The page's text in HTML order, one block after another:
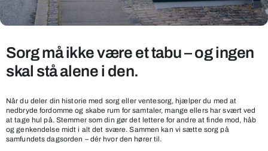
Din
historie
gør
forskel
Sorg må ikke være et tabu – og ingen
skal stå alene i den.
Når du deler din historie med sorg eller ventesorg, hjælper du med at
nedbryde fordomme og skabe rum for samtaler, mange ellers har svært ved
at tage hul på. Stemmer som din gør det lettere for andre at finde mod, håb
og genkendelse midt i alt det svære. Sammen kan vi sætte sorg på
samfundets dagsorden – dér hvor den hører til.